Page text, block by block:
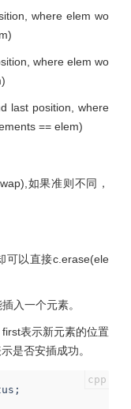
where elem wo
where elem wo
last position, where
== elem)
如果准则不同，
可以直接c.erase(ele
入一个元素。
表示新元素的位置
是否安插成功。
;